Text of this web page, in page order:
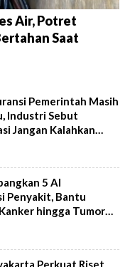
Air, Potret
Saat
Pemerintah Masih
Industri Sebut
Jangan Kalahkan
5 AI
Penyakit, Bantu
hingga Tumor
Perkuat Riset